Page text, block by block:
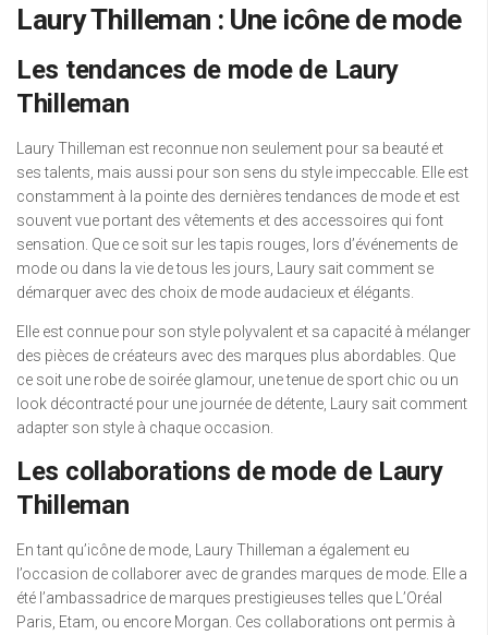
Laury Thilleman : Une icône de mode
Les tendances de mode de Laury
Thilleman
Laury Thilleman est reconnue non seulement pour sa beauté et
ses talents, mais aussi pour son sens du style impeccable. Elle est
constamment à la pointe des dernières tendances de mode et est
souvent vue portant des vêtements et des accessoires qui font
sensation. Que ce soit sur les tapis rouges, lors d’événements de
mode ou dans la vie de tous les jours, Laury sait comment se
démarquer avec des choix de mode audacieux et élégants.
Elle est connue pour son style polyvalent et sa capacité à mélanger
des pièces de créateurs avec des marques plus abordables. Que
ce soit une robe de soirée glamour, une tenue de sport chic ou un
look décontracté pour une journée de détente, Laury sait comment
adapter son style à chaque occasion.
Les collaborations de mode de Laury
Thilleman
En tant qu’icône de mode, Laury Thilleman a également eu
l’occasion de collaborer avec de grandes marques de mode. Elle a
été l’ambassadrice de marques prestigieuses telles que L’Oréal
Paris, Etam, ou encore Morgan. Ces collaborations ont permis à